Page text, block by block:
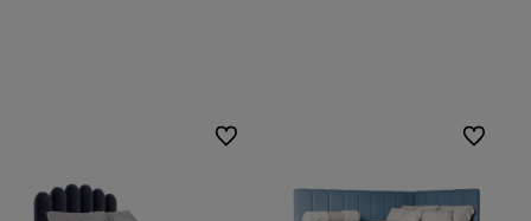
Do ulubionych Do